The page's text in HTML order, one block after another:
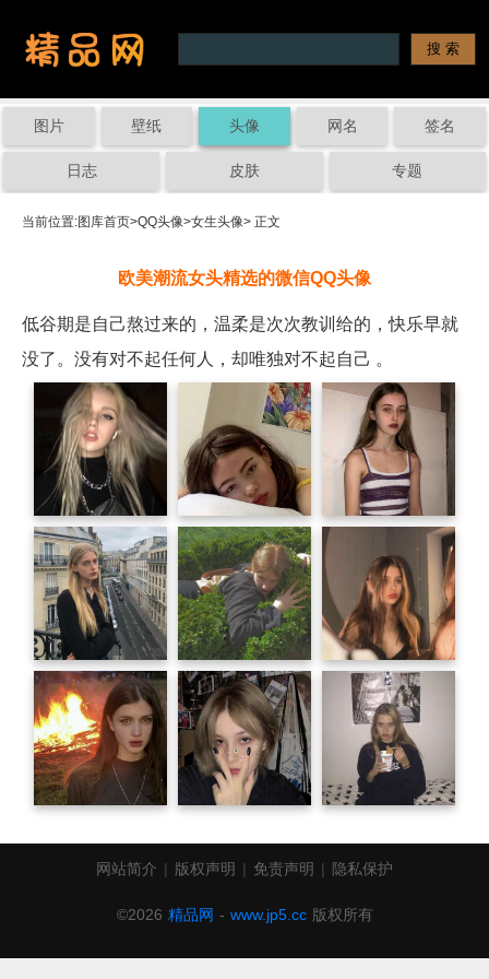
图片 壁纸 头像 网名 签名
日志 皮肤 专题
当前位置:图库首页>QQ头像>女生头像> 正文
欧美潮流女头精选的微信QQ头像
低谷期是自己熬过来的，温柔是次次教训给的，快乐早就
没了。没有对不起任何人，却唯独对不起自己 ​​​​。
网站简介 | 版权声明 | 免责声明 | 隐私保护
©2026 精品网 - www.jp5.cc 版权所有